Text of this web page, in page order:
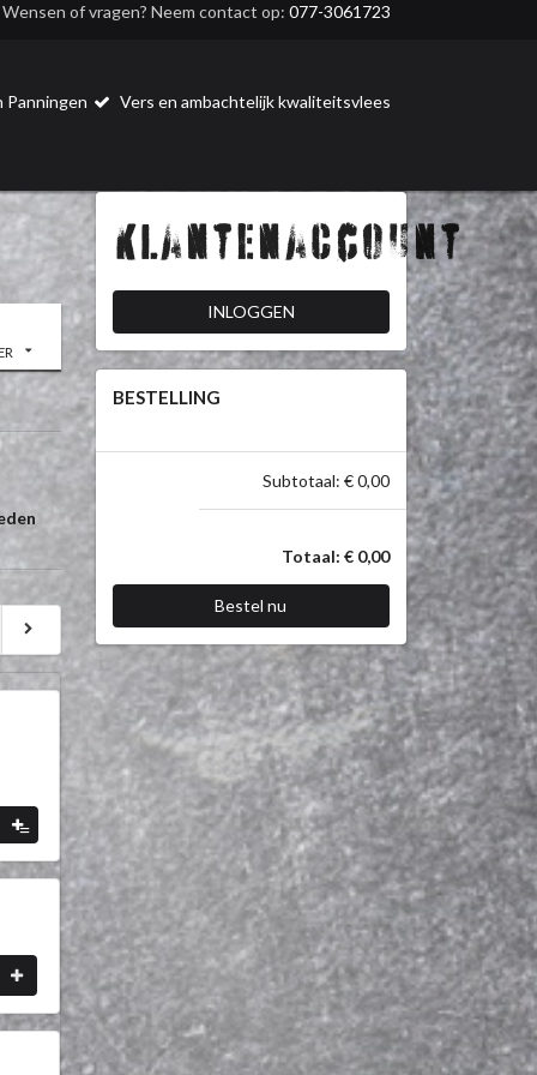
Wensen of vragen? Neem contact op: 077-3061723
Panningen Vers en ambachtelijk kwaliteitsvlees
=
Klantenaccount
INLOGGEN
BESTELLING
Subtotaal: € 0,00
Totaal: € 0,00
Bestel nu